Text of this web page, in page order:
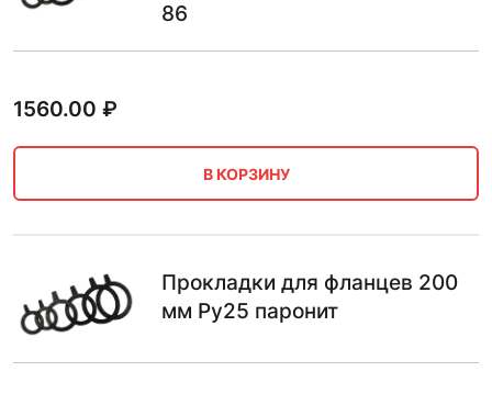
86
1560.00 ₽
В КОРЗИНУ
Прокладки для фланцев 200
мм Ру25 паронит